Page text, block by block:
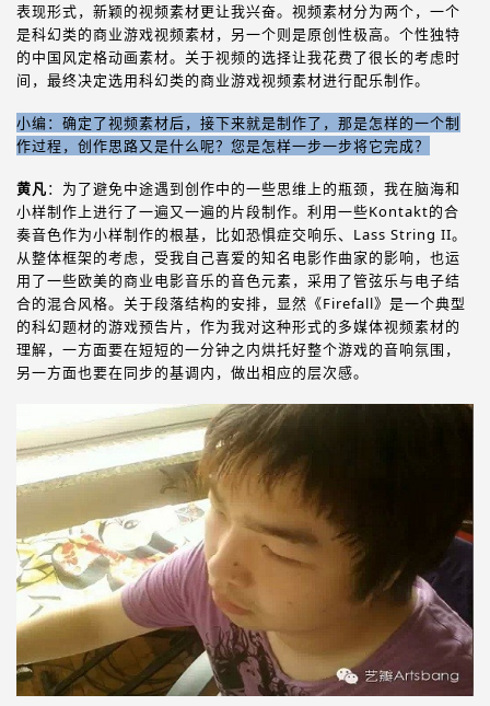
表现形式，新颖的视频素材更让我兴奋。视频素材分为两个，一个
是科幻类的商业游戏视频素材，另一个则是原创性极高。个性独特
的中国风定格动画素材。关于视频的选择让我花费了很长的考虑时
间，最终决定选用科幻类的商业游戏视频素材进行配乐制作。
小编：确定了视频素材后，接下来就是制作了，那是怎样的一个制
作过程，创作思路又是什么呢？您是怎样一步一步将它完成？
黄凡：为了避免中途遇到创作中的一些思维上的瓶颈，我在脑海和
小样制作上进行了一遍又一遍的片段制作。利用一些Kontakt的合
奏音色作为小样制作的根基，比如恐惧症交响乐、Lass String II。
从整体框架的考虑，受我自己喜爱的知名电影作曲家的影响，也运
用了一些欧美的商业电影音乐的音色元素，采用了管弦乐与电子结
合的混合风格。关于段落结构的安排，显然《Firefall》是一个典型
的科幻题材的游戏预告片，作为我对这种形式的多媒体视频素材的
理解，一方面要在短短的一分钟之内烘托好整个游戏的音响氛围，
另一方面也要在同步的基调内，做出相应的层次感。